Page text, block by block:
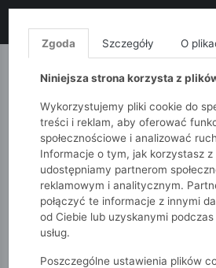
MONNARI QUIOSQUE
51015kids
Dziewczynki 7-12 lat
Legginsy 1/2 dziewczęce
Zgoda Szczegóły O
Niniejsza strona korzysta z
Wykorzystujemy pliki cookie do
treści i reklam, aby oferować
społecznościowe i analizować
Informacje o tym, jak korzystasz
udostępniamy partnerom
reklamowym i analitycznym.
połączyć te informacje z innymi
od Ciebie lub uzyskanymi
usług.
Poszczególne ustawienia plików